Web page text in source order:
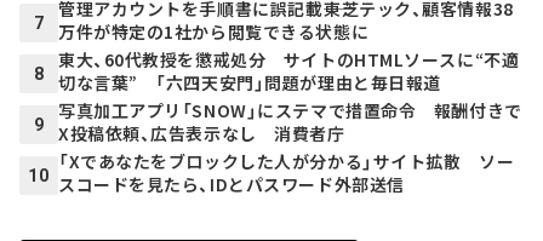
7
管理アカウントを手順書に誤記載――東芝テック、顧客情報38
万件が特定の1社から閲覧できる状態に
8
東大、60代教授を懲戒処分 サイトのHTMLソースに“不適
切な言葉” 「六四天安門」問題が理由と毎日報道
9
写真加工アプリ「SNOW」にステマで措置命令 報酬付きで
X投稿依頼、広告表示なし 消費者庁
10
「Xであなたをブロックした人が分かる」サイト拡散 ソー
スコードを見たら、IDとパスワード外部送信